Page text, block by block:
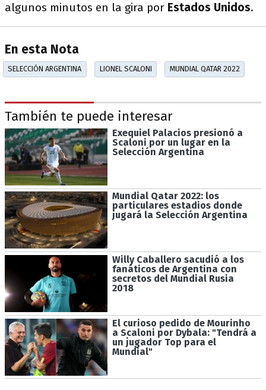
algunos minutos en la gira por Estados Unidos.
En esta Nota
SELECCIÓN ARGENTINA LIONEL SCALONI MUNDIAL QATAR 2022
También te puede interesar
Exequiel Palacios presionó a
Scaloni por un lugar en la
Selección Argentina
Mundial Qatar 2022: los
particulares estadios donde
jugará la Selección Argentina
Willy Caballero sacudió a los
fanáticos de Argentina con
secretos del Mundial Rusia
2018
El curioso pedido de Mourinho
a Scaloni por Dybala: "Tendrá a
un jugador Top para el
Mundial"